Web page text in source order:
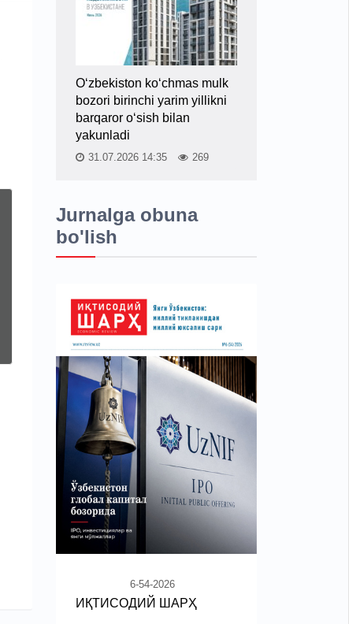
O‘zbekiston ko‘chmas mulk
bozori birinchi yarim yillikni
barqaror o‘sish bilan
yakunladi
31.07.2026 14:35 269
Jurnalga obuna
bo'lish
6-54-2026
ИҚТИСОДИЙ ШАРҲ